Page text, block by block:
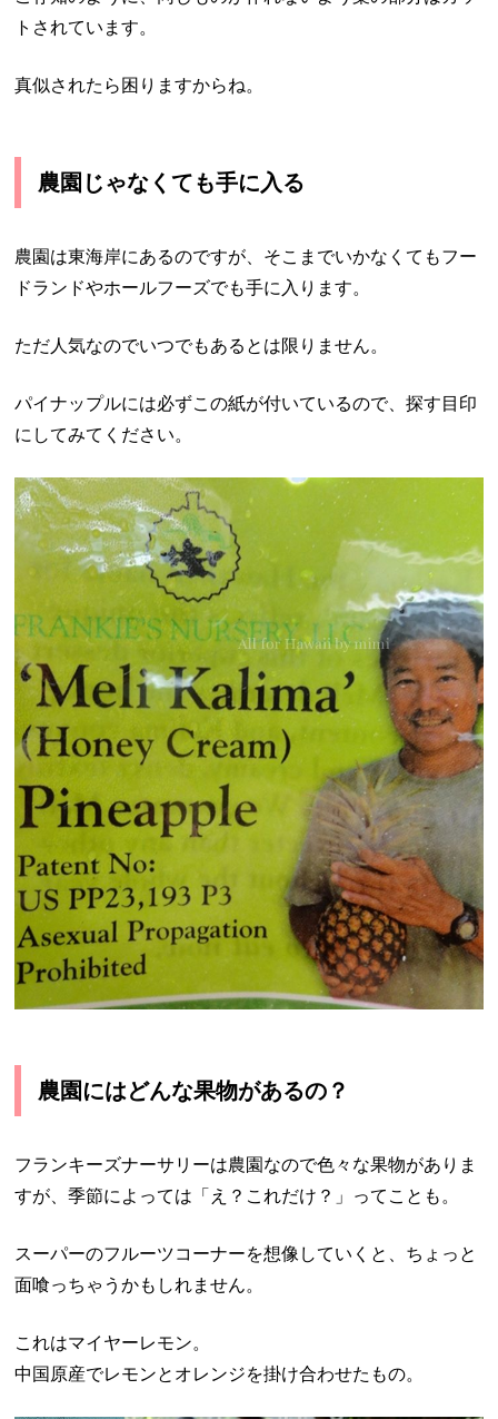
トされています。
真似されたら困りますからね。
農園じゃなくても手に入る
農園は東海岸にあるのですが、そこまでいかなくてもフー
ドランドやホールフーズでも手に入ります。
ただ人気なのでいつでもあるとは限りません。
パイナップルには必ずこの紙が付いているので、探す目印
にしてみてください。
農園にはどんな果物があるの？
フランキーズナーサリーは農園なので色々な果物がありま
すが、季節によっては「え？これだけ？」ってことも。
スーパーのフルーツコーナーを想像していくと、ちょっと
面喰っちゃうかもしれません。
これはマイヤーレモン。
中国原産でレモンとオレンジを掛け合わせたもの。